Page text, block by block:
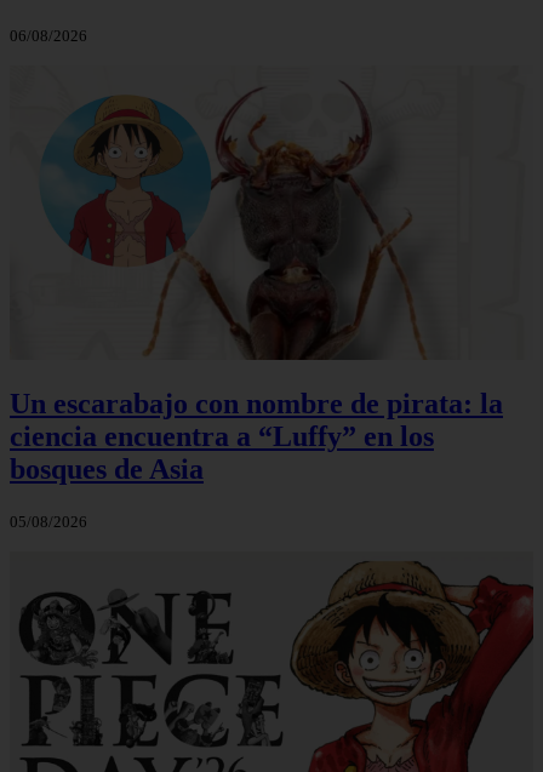
06/08/2026
Un escarabajo con nombre de pirata: la
ciencia encuentra a “Luffy” en los
bosques de Asia
05/08/2026